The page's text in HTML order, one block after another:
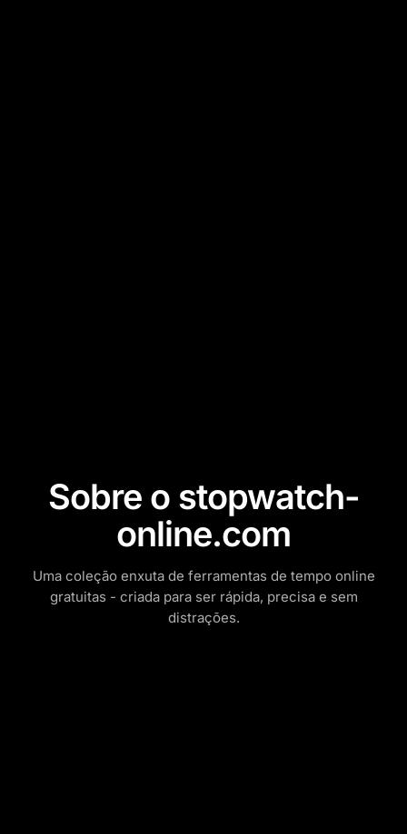
Sobre o stopwatch-
online.com
Uma coleção enxuta de ferramentas de tempo online
gratuitas - criada para ser rápida, precisa e sem
distrações.